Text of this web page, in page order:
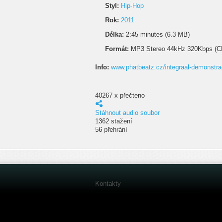
Styl: Hip-Hop
Rok: 2011
Délka: 2:45 minutes (6.3 MB)
Formát: MP3 Stereo 44kHz 320Kbps
Info: www.phatbeatz.cz/integraal-
40267 x přečteno
Stáhnout audio soubor
1362 stažení
56 přehrání
Kontakty